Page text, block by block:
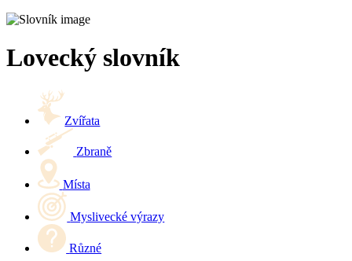
Lovecký slovník
Zvířata
Zbraně
Místa
Myslivecké výrazy
Různé